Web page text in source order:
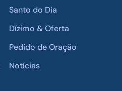
Santo do Dia
Dízimo & Oferta
Pedido de Oração
Notícias